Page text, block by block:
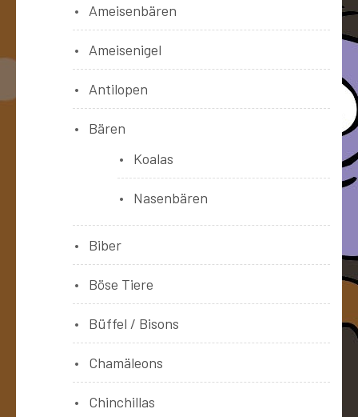
Ameisenbären
Ameisenigel
Antilopen
Bären
Koalas
Nasenbären
Biber
Böse Tiere
Büffel / Bisons
Chamäleons
Chinchillas